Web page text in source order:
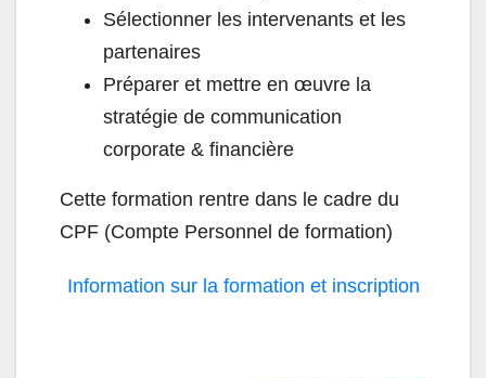
Sélectionner les intervenants et les
partenaires
Préparer et mettre en œuvre la
stratégie de communication
corporate & financière
Cette formation rentre dans le cadre du
CPF (Compte Personnel de formation)
Information sur la formation et inscription